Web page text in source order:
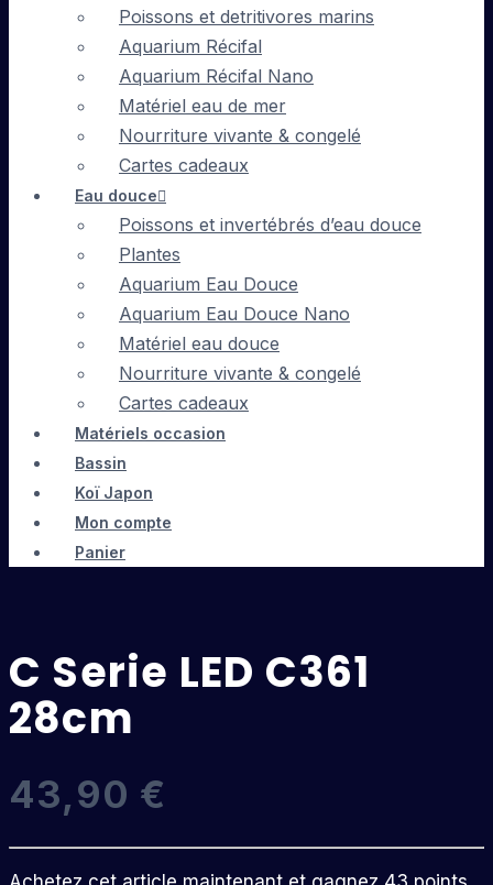
Poissons et detritivores marins
Aquarium Récifal
Aquarium Récifal Nano
Matériel eau de mer
Nourriture vivante & congelé
Cartes cadeaux
Eau douce
Poissons et invertébrés d’eau douce
Plantes
Aquarium Eau Douce
Aquarium Eau Douce Nano
Matériel eau douce
Nourriture vivante & congelé
Cartes cadeaux
Matériels occasion
Bassin
Koï Japon
Mon compte
Panier
C Serie LED C361
28cm
43,90 €